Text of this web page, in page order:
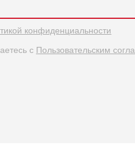
конфиденциальности
с Пользовательским